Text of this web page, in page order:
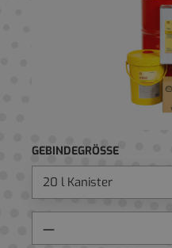
GEBINDEGRÖSSE